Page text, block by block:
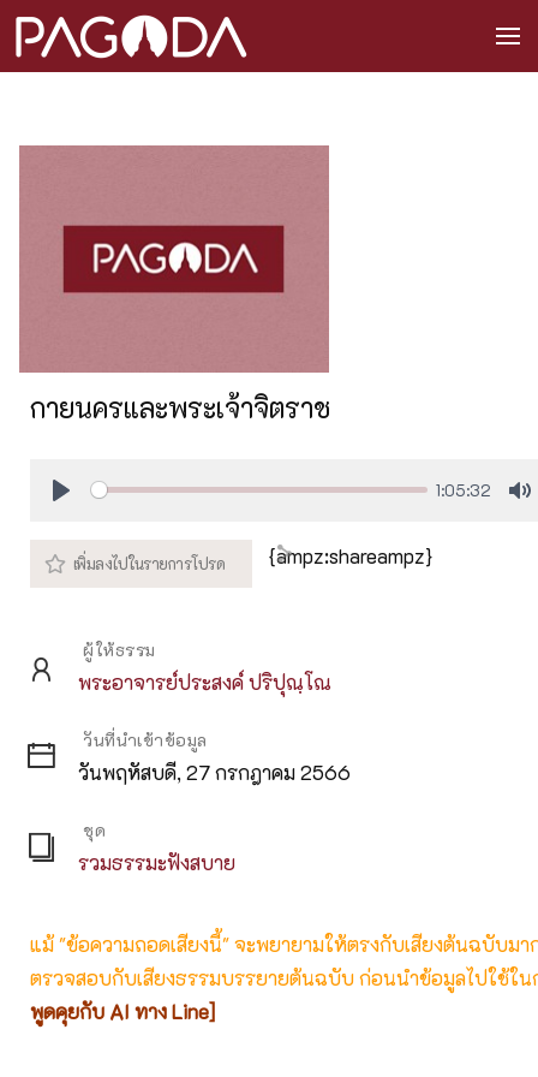
กายนครและพระเจ้าจิตราช
1:05:32
{ampz:shareampz}
ผู้ให้ธรรม
พระอาจารย์ประสงค์ ปริปุณฺโณ
วันที่นำเข้าข้อมูล
วันพฤหัสบดี, 27 กรกฎาคม 2566
ชุด
รวมธรรมะฟังสบาย
แม้ "ข้อความถอดเสียงนี้" จะพยายามให้ตรงกับเสียงต้นฉบับม
ตรวจสอบกับเสียงธรรมบรรยายต้นฉบับ ก่อนนำข้อมูลไปใช้ใน
พูดคุยกับ AI ทาง Line]